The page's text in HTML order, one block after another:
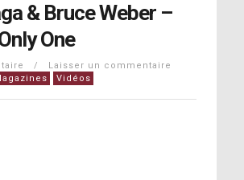
& Bruce Weber –
One
/ Laisser un commentaire
Vidéos